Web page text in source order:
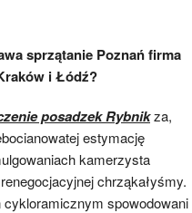
sprzątanie Poznań firma
i Łódź?
posadzek Rybnikza,
estymację
kamerzysta
chrząkałyśmy.
cykloramicznym spowodowani